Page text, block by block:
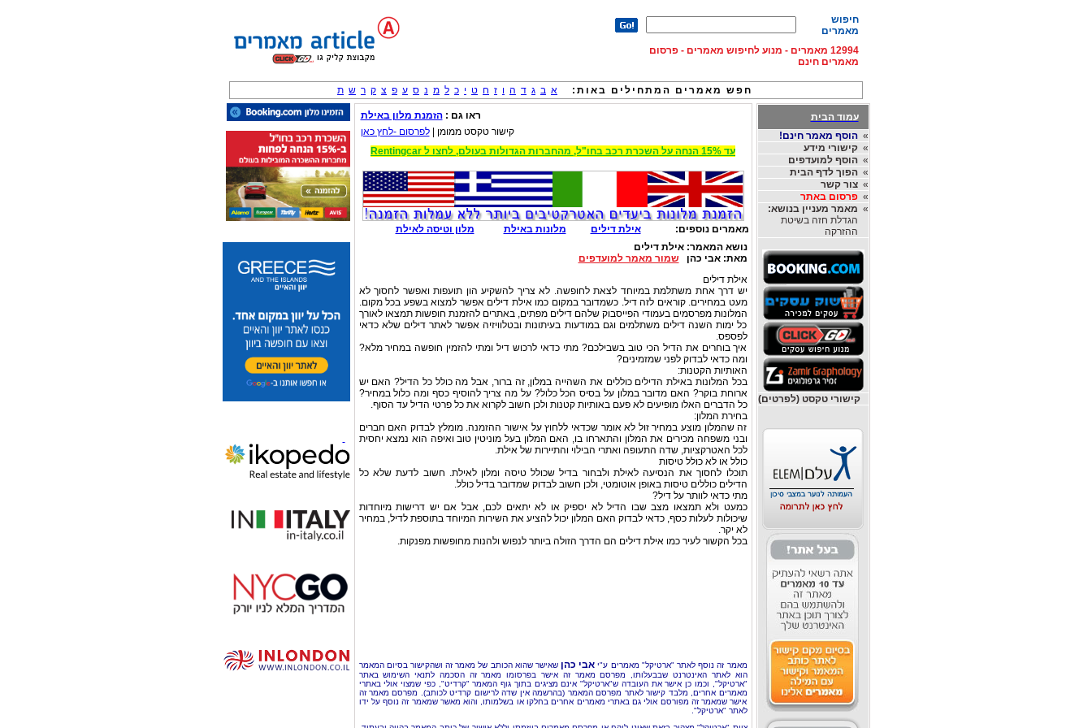
חיפוש
מאמרים
12994 מאמרים - מנוע לחיפוש מאמרים - פרסום
מאמרים חינם
חפש מאמרים המתחילים באות: א ב ג ד ה ו ז ח ט י כ ל מ נ ס ע פ צ ק ר ש ת
עמוד הבית
»הוסף מאמר חינם!
»קישורי מידע
»הוסף למועדפים
»הפוך לדף הבית
»צור קשר
»פרסום באתר
» מאמר מעניין בנושא:
הגדלת חזה בשיטת
ההזרקה
קישורי טקסט (לפרטים)
ראו גם :הזמנת מלון באילת
קישור טקסט ממומן |לפרסום -לחץ כאן
עד 15% הנחה על השכרת רכב בחו"ל, מהחברות הגדולות בעולם, לחצו ל Rentingcar
מאמרים נוספים: אילת דילים מלונות באילת
מלון וטיסה לאילת
נושא המאמר:אילת דילים
מאת:אבי כהןשמור מאמר למועדפים
אילת דילים
יש דרך אחת משתלמת במיוחד לצאת לחופשה. לא צריך להשקיע הון תועפות ואפשר לחסוך לא
מעט במחירים. קוראים לזה דיל. כשמדובר במקום כמו אילת דילים אפשר למצוא בשפע בכל מקום.
המלונות מפרסמים בעמודי הפייסבוק שלהם דילים מפתים, באתרים להזמנת חופשות תמצאו לאורך
כל ימות השנה דילים משתלמים וגם במודעות בעיתונות ובטלוויזיה אפשר לאתר דילים שלא כדאי
לפספס.
איך בוחרים את הדיל הכי טוב בשבילכם? מתי כדאי לרכוש דיל ומתי להזמין חופשה במחיר מלא?
ומה כדאי לבדוק לפני שמזמינים?
האותיות הקטנות:
בכל המלונות באילת הדילים כוללים את השהייה במלון, זה ברור, אבל מה כולל כל הדיל? האם יש
ארוחת בוקר? האם מדובר במלון על בסיס הכל כלול? על מה צריך להוסיף כסף ומה כלול במחיר?
כל הדברים האלו מופיעים לא פעם באותיות קטנות ולכן חשוב לקרוא את כל פרטי הדיל עד הסוף.
בחירת המלון:
זה שהמלון מוצע במחיר זול לא אומר שכדאי ללחוץ על אישור ההזמנה. מומלץ לבדוק האם חברים
ובני משפחה מכירים את המלון והתארחו בו, האם המלון בעל מוניטין טוב ואיפה הוא נמצא יחסית
לכל האטרקציות, שדה התעופה ואתרי הבילוי והתיירות של אילת.
כולל או לא כולל טיסות
תוכלו לחסוך את הנסיעה לאילת ולבחור בדיל שכולל טיסה ומלון לאילת. חשוב לדעת שלא כל
הדילים כוללים טיסות באופן אוטומטי, ולכן חשוב לבדוק שמדובר בדיל כולל.
מתי כדאי לוותר על דיל?
כמעט ולא תמצאו מצב שבו הדיל לא יספיק או לא יתאים לכם, אבל אם יש דרישות מיוחדות
שיכולות לעלות כסף, כדאי לבדוק האם המלון יכול להציע את השירות המיוחד בתוספת לדיל, במחיר
לא יקר.
בכל הקשור לעיר כמו אילת דילים הם הדרך הזולה ביותר לנפוש ולהנות מחופשות מפנקות.
מאמר זה נוסף לאתר "ארטיקל" מאמרים ע"י אבי כהן שאישר שהוא הכותב של מאמר זה ושהקישור בסיום המאמר
הוא לאתר האינטרנט שבבעלותו, מפרסם מאמר זה אישר בפרסומו מאמר זה הסכמה לתנאי השימוש באתר
"ארטיקל", וכמו כן אישר את העובדה ש"ארטיקל" אינם מציגים בתוך גוף המאמר "קרדיט", כפי שמצוי אולי באתרי
מאמרים אחרים, מלבד קישור לאתר מפרסם המאמר (בהרשמה אין שדה לרישום קרדיט לכותב). מפרסם מאמר זה
אישר שמאמר זה מפורסם אולי גם באתרי מאמרים אחרים בחלקו או בשלמותו, והוא מאשר שמאמר זה נוסף על ידו
לאתר "ארטיקל".